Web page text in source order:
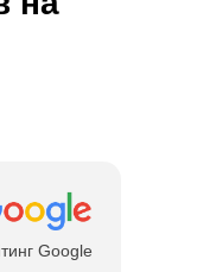
Google